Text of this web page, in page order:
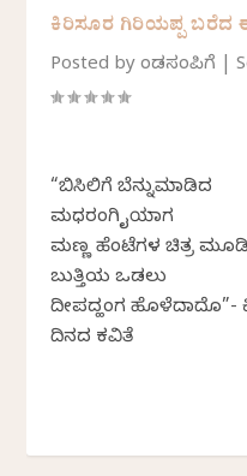
ಕಿರಿಸೂರ ಗಿರಿಯಪ್ಪ ಬರೆದ
Posted byಕೆಂಡಸಂಪಿಗೆ |
“ಬಿಸಿಲಿಗೆ ಬೆನ್ನುಮಾಡಿದ
ಮಧರಂಗಿ ಕೈಯಾಗ
ಮಣ್ಣ ಹೆಂಟೆಗಳ ಚಿತ್ರ
ಬುತ್ತಿಯ ಒಡಲು
ದೀಪದ್ಹಂಗ
ದಿನದ ಕವಿತೆ